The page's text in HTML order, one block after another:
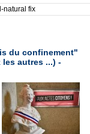
stops after alarm
du confinement"
les autres ...) -